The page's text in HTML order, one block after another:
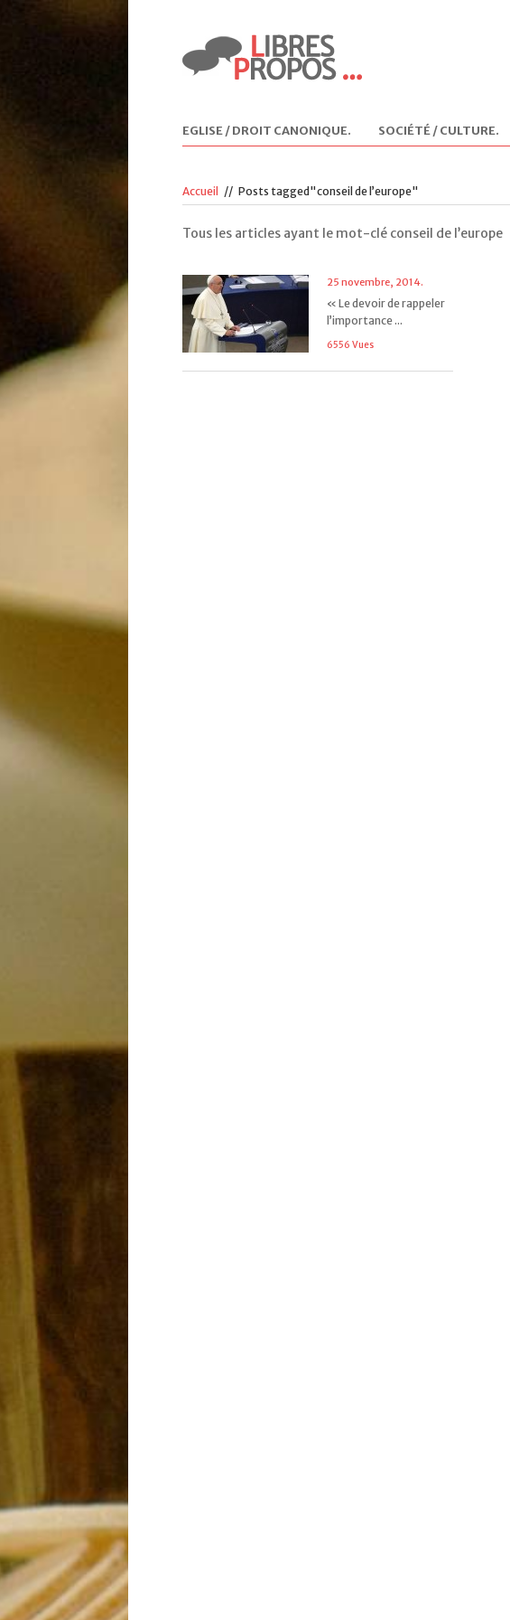
EGLISE / DROIT CANONIQUE. SOCIÉTÉ / CULTURE.
Accueil // Posts tagged"conseil de l’europe"
Tous les articles ayant le mot-clé conseil de l’europe
25 novembre, 2014.
« Le devoir de rappeler
l’importance ...
6556 Vues